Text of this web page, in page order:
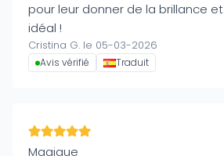
pour leur donner de la brillance
idéal !
Cristina G. le 05-03-2026
Avis vérifié Traduit
Magique